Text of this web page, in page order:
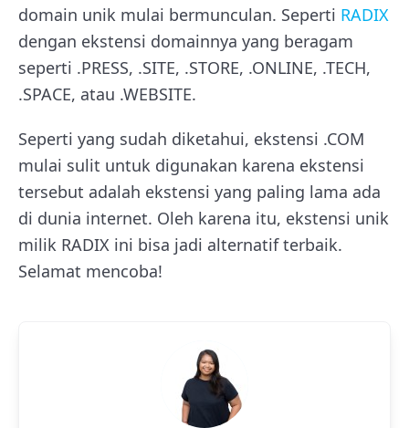
domain unik mulai bermunculan. Seperti RADIX
dengan ekstensi domainnya yang beragam
seperti .PRESS, .SITE, .STORE, .ONLINE, .TECH,
.SPACE, atau .WEBSITE.
Seperti yang sudah diketahui, ekstensi .COM
mulai sulit untuk digunakan karena ekstensi
tersebut adalah ekstensi yang paling lama ada
di dunia internet. Oleh karena itu, ekstensi unik
milik RADIX ini bisa jadi alternatif terbaik.
Selamat mencoba!